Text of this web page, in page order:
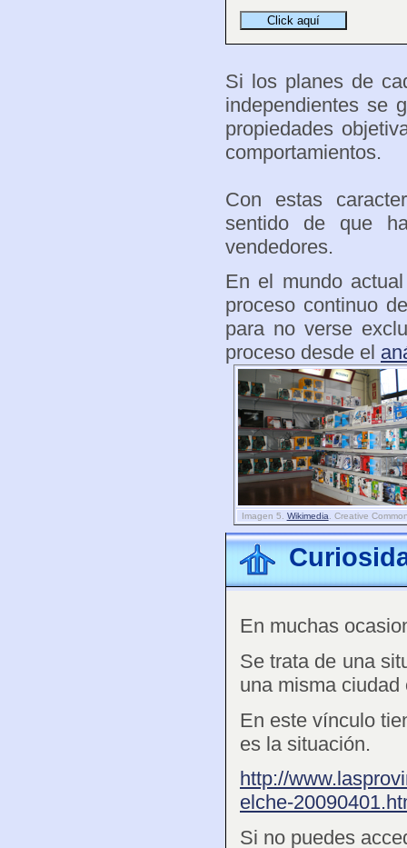
Si los planes de
independientes se
propiedades
comportamientos.
Con estas
sentido de que
vendedores.
En el mundo
proceso continuo
para no verse
proceso desde el
Imagen 5. Wikimedia . Creative
En muchas
Se trata de una
una misma
En este vínculo
es la situación.
http://
elche-
Si no puedes